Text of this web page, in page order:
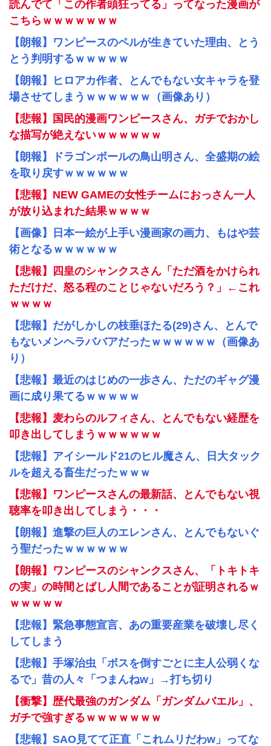
読んでて「この作者頭狂ってる」ってなった漫画が
こちらｗｗｗｗｗｗｗ
【朗報】ワンピースのペルが生きていた理由、とう
とう判明するｗｗｗｗｗ
【朗報】ヒロアカ作者、とんでもない女キャラを登
場させてしまうｗｗｗｗｗｗ（画像あり）
【悲報】国民的漫画ワンピースさん、ガチでおかし
な描写が絶えないｗｗｗｗｗｗ
【朗報】ドラゴンボールの鳥山明さん、全盛期の絵
を取り戻すｗｗｗｗｗｗ
【悲報】NEW GAMEの女性チームにおっさん一人
が放り込まれた結果ｗｗｗｗ
【画像】日本一絵が上手い漫画家の画力、もはや芸
術となるｗｗｗｗｗｗ
【悲報】四皇のシャンクスさん「ただ酒をかけられ
ただけだ、怒る程のことじゃないだろう？」←これ
ｗｗｗｗ
【悲報】だがしかしの枝垂ほたる(29)さん、とんで
もないメンヘラババアだったｗｗｗｗｗｗ（画像あ
り）
【悲報】最近のはじめの一歩さん、ただのギャグ漫
画に成り果てるｗｗｗｗｗ
【悲報】麦わらのルフィさん、とんでもない経歴を
叩き出してしまうｗｗｗｗｗｗ
【悲報】アイシールド21のヒル魔さん、日大タック
ルを超える畜生だったｗｗｗ
【悲報】ワンピースさんの最新話、とんでもない視
聴率を叩き出してしまう・・・
【朗報】進撃の巨人のエレンさん、とんでもないぐ
う聖だったｗｗｗｗｗｗ
【朗報】ワンピースのシャンクスさん、「トキトキ
の実」の時間とばし人間であることが証明されるｗ
ｗｗｗｗｗ
【悲報】緊急事態宣言、あの重要産業を破壊し尽く
してしまう
【悲報】手塚治虫「ボスを倒すごとに主人公弱くな
るで」昔の人々「つまんねw」→打ち切り
【衝撃】歴代最強のガンダム「ガンダムバエル」、
ガチで強すぎるｗｗｗｗｗｗｗ
【悲報】SAO見てて正直「これムリだわw」ってな